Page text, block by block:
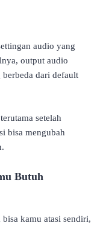
audio yang
output audio
dari default
setelah
bisa mengubah
Butuh
bisa kamu atasi sendiri,